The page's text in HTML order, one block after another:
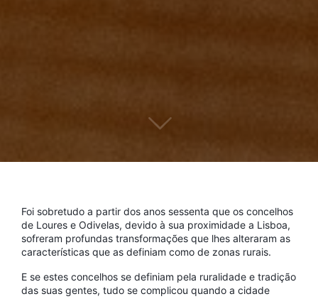
Foi sobretudo a partir dos anos sessenta que os concelhos
de Loures e Odivelas, devido à sua proximidade a Lisboa,
sofreram profundas transformações que lhes alteraram as
características que as definiam como de zonas rurais.
E se estes concelhos se definiam pela ruralidade e tradição
das suas gentes, tudo se complicou quando a cidade